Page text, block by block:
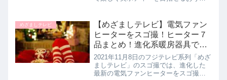
気になる部分をコロコロしてセルライ
トを刺激する筋膜ローラーや、...
めざましテレビ
【めざましテレビ】電気ファン
ヒーターをスゴ撮！ヒーター７
品まとめ！進化系暖房器具でポ
カポカ！11月8日
2021年11月8日のフジテレビ系列「めざ
ましテレビ」のスゴ撮では、進化した
最新の電気ファンヒーターをスゴ撮し